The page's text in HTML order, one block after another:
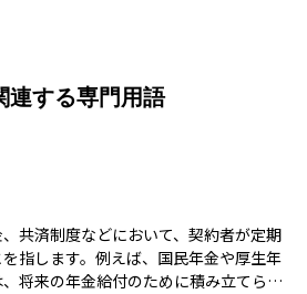
連する専門用語
共済制度などにおいて、契約者が定期
指します。例えば、国民年金や厚生年
将来の年金給付のために積み立てられ